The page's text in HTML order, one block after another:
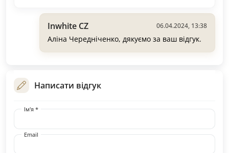
Inwhite CZ 06.04.2024, 13:38
Аліна Чередніченко, дякуємо за ваш відгук.
Написати відгук
Ім'я *
Email